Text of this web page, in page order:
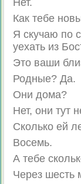
Нет.
Как тебе
Я скучаю по
уехать из
Это ваши
Родные? Да.
Они дома?
Нет, они тут
Сколько ей
Восемь.
А тебе
Через шесть